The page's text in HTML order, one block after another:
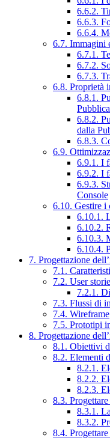
6.6.2.
6.6.3.
6.6.4.
6.7. Immagini
6.7.1.
6.7.2.
6.7.3.
6.8. Proprietà
6.8.1.
6.8.2.
dalla
6.8.3.
6.9.
6.9.1. I
6.9.2. I
6.9.3.
Console
6.10. Gestire i
6.10.1.
6.10.2.
6.10.3.
6.10.4.
7. Progettazione
7.1.
7.2. User
7.2.1.
7.3. Flussi di
7.4. Wireframe
7.5. Prototipi
8. Progettazione
8.1. Obiettivi
8.2. Elementi
8.2.1.
8.2.2.
8.2.3.
8.3.
8.3.1.
8.3.2.
8.4.